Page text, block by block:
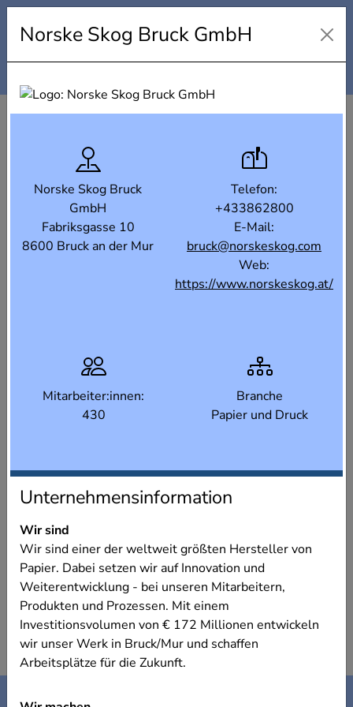
Karte Liste Filter
Norske Skog Bruck GmbH
Norske Skog Bruck
GmbH
Fabriksgasse 10
8600 Bruck an der Mur
Telefon:
+433862800
E-Mail:
bruck@norskeskog.com
Web:
https://www.norskeskog.at/
Mitarbeiter:innen:
430
Branche
Papier und Druck
Unternehmensinformation
Wir sind
Wir sind einer der weltweit größten Hersteller von
Papier. Dabei setzen wir auf Innovation und
Weiterentwicklung - bei unseren Mitarbeitern,
Produkten und Prozessen. Mit einem
Investitionsvolumen von € 172 Millionen entwickeln
wir unser Werk in Bruck/Mur und schaffen
Arbeitsplätze für die Zukunft.